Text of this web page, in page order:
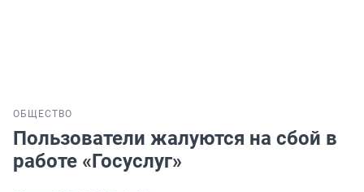
ОБЩЕСТВО
Пользователи жалуются на сбой в
работе «Госуслуг»